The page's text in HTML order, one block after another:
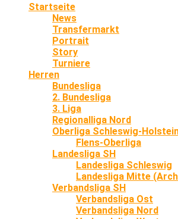
Startseite
News
Transfermarkt
Portrait
Story
Turniere
Herren
Bundesliga
2. Bundesliga
3. Liga
Regionalliga Nord
Oberliga Schleswig-
Flens-Oberliga
Landesliga SH
Landesliga Schleswig
Landesliga Mitte
Verbandsliga SH
Verbandsliga Ost
Verbandsliga Nord